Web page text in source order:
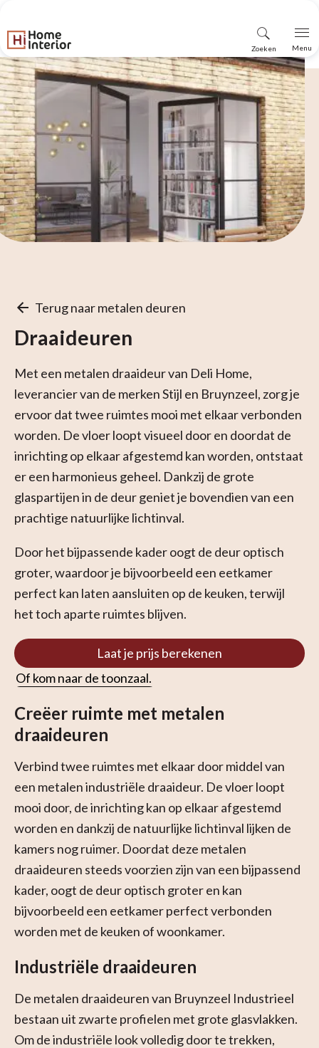
Zoeken Menu
Terug naar metalen deuren
Draaideuren
Met een metalen draaideur van Deli Home,
leverancier van de merken Stijl en Bruynzeel, zorg je
ervoor dat twee ruimtes mooi met elkaar verbonden
worden. De vloer loopt visueel door en doordat de
inrichting op elkaar afgestemd kan worden, ontstaat
er een harmonieus geheel. Dankzij de grote
glaspartijen in de deur geniet je bovendien van een
prachtige natuurlijke lichtinval.
Door het bijpassende kader oogt de deur optisch
groter, waardoor je bijvoorbeeld een eetkamer
perfect kan laten aansluiten op de keuken, terwijl
het toch aparte ruimtes blijven.
Laat je prijs berekenen
Of kom naar de toonzaal.
Creëer ruimte met metalen
draaideuren
Verbind twee ruimtes met elkaar door middel van
een metalen industriële draaideur. De vloer loopt
mooi door, de inrichting kan op elkaar afgestemd
worden en dankzij de natuurlijke lichtinval lijken de
kamers nog ruimer. Doordat deze metalen
draaideuren steeds voorzien zijn van een bijpassend
kader, oogt de deur optisch groter en kan
bijvoorbeeld een eetkamer perfect verbonden
worden met de keuken of woonkamer.
Industriële draaideuren
De metalen draaideuren van Bruynzeel Industrieel
bestaan uit zwarte profielen met grote glasvlakken.
Om de industriële look volledig door te trekken,